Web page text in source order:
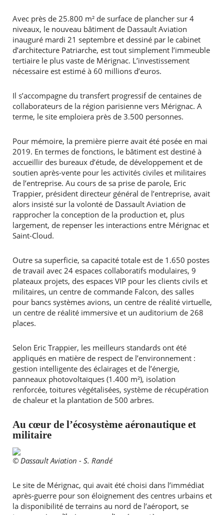
Avec près de 25.800 m² de surface de plancher sur 4
niveaux, le nouveau bâtiment de Dassault Aviation
inauguré mardi 21 septembre et dessiné par le cabinet
d’architecture Patriarche, est tout simplement l’immeuble
tertiaire le plus vaste de Mérignac. L’investissement
nécessaire est estimé à 60 millions d’euros.
Il s’accompagne du transfert progressif de centaines de
collaborateurs de la région parisienne vers Mérignac. A
terme, le site emploiera près de 3.500 personnes.
Pour mémoire, la première pierre avait été posée en mai
2019. En termes de fonctions, le bâtiment est destiné à
accueillir des bureaux d’étude, de développement et de
soutien après-vente pour les activités civiles et militaires
de l’entreprise. Au cours de sa prise de parole, Eric
Trappier, président directeur général de l’entreprise, avait
alors insisté sur la volonté de Dassault Aviation de
rapprocher la conception de la production et, plus
largement, de repenser les interactions entre Mérignac et
Saint-Cloud.
Outre sa superficie, sa capacité totale est de 1.650 postes
de travail avec 24 espaces collaboratifs modulaires, 9
plateaux projets, des espaces VIP pour les clients civils et
militaires, un centre de commande Falcon, des salles
pour bancs systèmes avions, un centre de réalité virtuelle,
un centre de réalité immersive et un auditorium de 268
places.
Selon Eric Trappier, les meilleurs standards ont été
appliqués en matière de respect de l’environnement :
gestion intelligente des éclairages et de l’énergie,
panneaux photovoltaïques (1.400 m²), isolation
renforcée, toitures végétalisées, système de récupération
de chaleur et la plantation de 500 arbres.
Au cœur de l’écosystème aéronautique et
militaire
© Dassault Aviation - S. Randé
Le site de Mérignac, qui avait été choisi dans l’immédiat
après-guerre pour son éloignement des centres urbains et
la disponibilité de terrains au nord de l’aéroport, se